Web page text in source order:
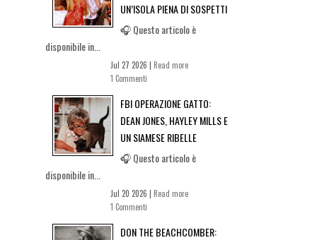
UN’ISOLA PIENA DI SOSPETTI
🎧 Questo articolo è
disponibile in...
Jul 27 2026 | Read more
1 Commenti
FBI OPERAZIONE GATTO:
DEAN JONES, HAYLEY MILLS E
UN SIAMESE RIBELLE
🎧 Questo articolo è
disponibile in...
Jul 20 2026 | Read more
1 Commenti
DON THE BEACHCOMBER: